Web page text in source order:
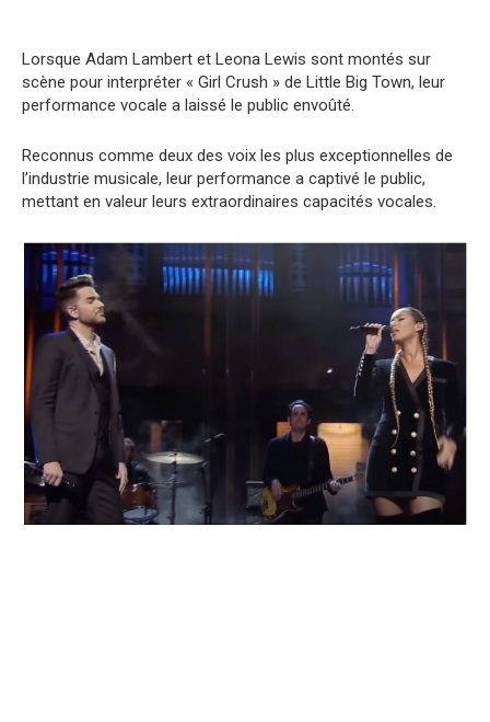
Lorsque Adam Lambert et Leona Lewis sont montés sur
scène pour interpréter « Girl Crush » de Little Big Town, leur
performance vocale a laissé le public envoûté.
Reconnus comme deux des voix les plus exceptionnelles de
l’industrie musicale, leur performance a captivé le public,
mettant en valeur leurs extraordinaires capacités vocales.